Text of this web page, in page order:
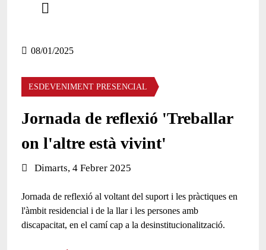
08/01/2025
ESDEVENIMENT PRESENCIAL
Jornada de reflexió 'Treballar
on l'altre està vivint'
Data de l'esdeveniment:
Dimarts, 4 Febrer 2025
Jornada de reflexió al voltant del suport i les pràctiques en
l'àmbit residencial i de la llar i les persones amb
discapacitat, en el camí cap a la desinstitucionalització.